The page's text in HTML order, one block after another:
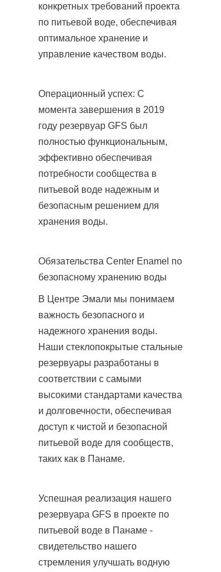
конкретных требований проекта
по питьевой воде, обеспечивая
оптимальное хранение и
управление качеством воды.
Операционный успех: С
момента завершения в 2019
году резервуар GFS был
полностью функциональным,
эффективно обеспечивая
потребности сообщества в
питьевой воде надежным и
безопасным решением для
хранения воды.
Обязательства Center Enamel по
безопасному хранению воды
В Центре Эмали мы понимаем
важность безопасного и
надежного хранения воды.
Наши стеклопокрытые стальные
резервуары разработаны в
соответствии с самыми
высокими стандартами качества
и долговечности, обеспечивая
доступ к чистой и безопасной
питьевой воде для сообществ,
таких как в Панаме.
Успешная реализация нашего
резервуара GFS в проекте по
питьевой воде в Панаме -
свидетельство нашего
стремления улучшать водную